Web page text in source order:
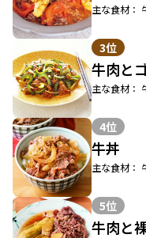
主な食材：
3位
牛肉と
主な食材：
4位
牛丼
主な食材：
5位
牛肉と